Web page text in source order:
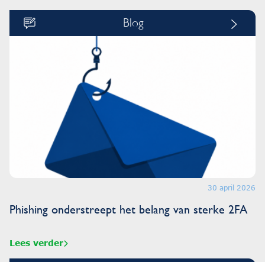
Blog
30 april 2026
Phishing onderstreept het belang van sterke 2FA
Lees verder